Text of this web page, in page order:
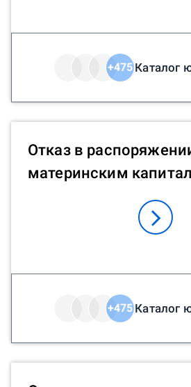
+475Каталог
Отказ в
материнским
+475Каталог